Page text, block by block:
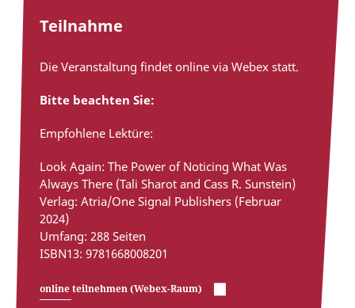
Teilnahme
Die Veranstaltung findet online via Webex statt.
Bitte beachten Sie:
Empfohlene Lektüre:
Look Again: The Power of Noticing What Was
Always There (Tali Sharot and Cass R. Sunstein)
Verlag: Atria/One Signal Publishers (Februar
2024)
Umfang: 288 Seiten
ISBN13: 9781668008201
online teilnehmen (Webex-Raum)